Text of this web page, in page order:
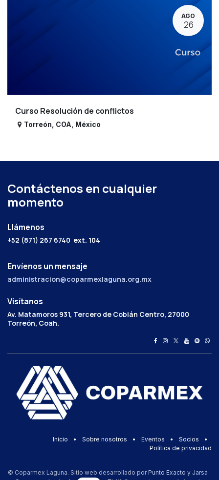
AGO
26
Curso Resolución de conflictos
Torreón COA México
Contáctenos en cualquier
momento
Llámenos
+52 (871) 267 6740 ext. 104
Envíenos un mensaje
administracion@coparmexlaguna.org.mx
Visítanos
Av. Matamoros 931, Tercero de Cobián Centro, 27000
Torreón, Coah.
Inicio • Sobre nosotros • Eventos • Socios
•
Política de privacidad
© Coparmex Laguna. Sitio web desarrollado por Punto Exacto y Jarsa